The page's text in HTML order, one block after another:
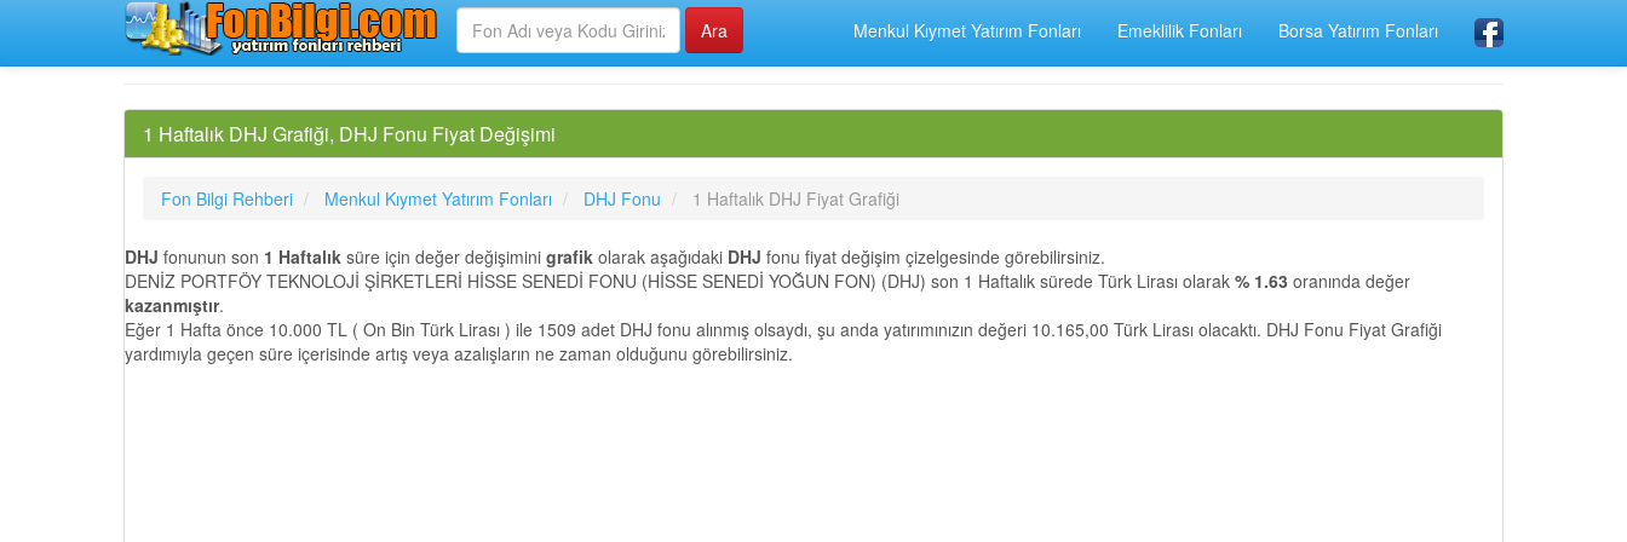
Menkul Kıymet Yatırım Fonları Emeklilik Fonları Borsa Yatırım Fonları
1 Haftalık DHJ Grafiği, DHJ Fonu Fiyat Değişimi
Fon Bilgi Rehberi Menkul Kıymet Yatırım Fonları DHJ Fonu 1 Haftalık DHJ Fiyat Grafiği
DHJ fonunun son 1 Haftalık süre için değer değişimini grafik olarak aşağıdaki DHJ fonu fiyat değişim çizelgesinde görebilirsiniz.
DENİZ PORTFÖY TEKNOLOJİ ŞİRKETLERİ HİSSE SENEDİ FONU (HİSSE SENEDİ YOĞUN FON) (DHJ) son 1 Haftalık sürede Türk Lirası olarak % 1.63 oranında değer
kazanmıştır.
Eğer 1 Hafta önce 10.000 TL ( On Bin Türk Lirası ) ile 1509 adet DHJ fonu alınmış olsaydı, şu anda yatırımınızın değeri 10.165,00 Türk Lirası olacaktı. DHJ Fonu Fiyat Grafiği
yardımıyla geçen süre içerisinde artış veya azalışların ne zaman olduğunu görebilirsiniz.